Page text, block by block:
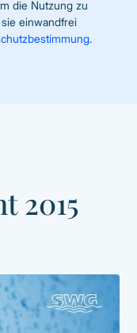
die Nutzung zu
einwandfrei
.
2015